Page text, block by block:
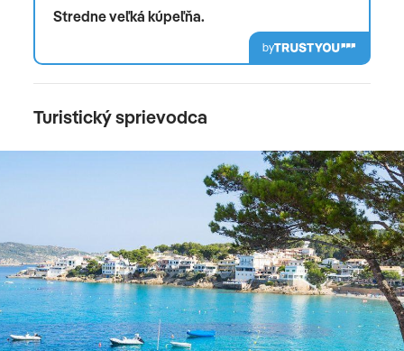
Stredne veľká kúpeľňa.
by
Turistický sprievodca